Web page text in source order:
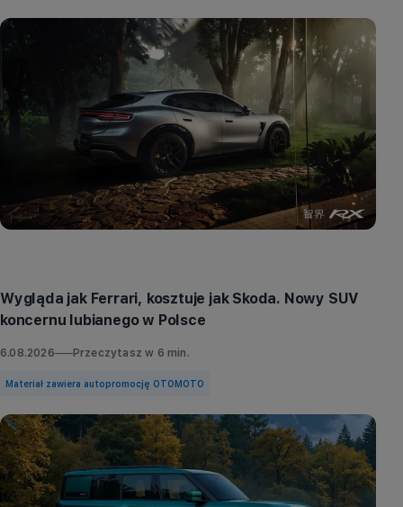
Wygląda jak Ferrari, kosztuje jak Skoda. Nowy SUV
koncernu lubianego w Polsce
6.08.2026 Przeczytasz w 6 min.
Materiał zawiera autopromocję OTOMOTO